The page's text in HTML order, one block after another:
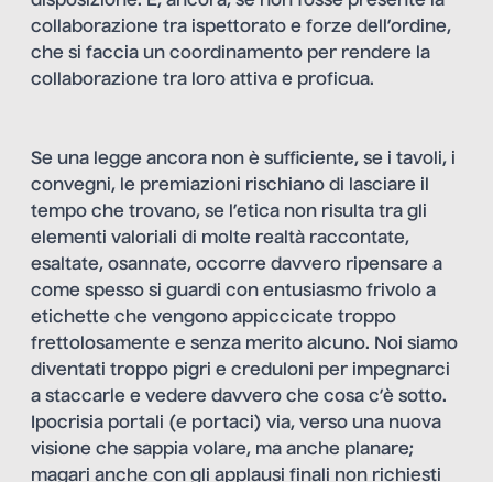
collaborazione tra ispettorato e forze dell’ordine,
che si faccia un coordinamento per rendere la
collaborazione tra loro attiva e proficua.
Se una legge ancora non è sufficiente, se i tavoli, i
convegni, le premiazioni rischiano di lasciare il
tempo che trovano, se l’etica non risulta tra gli
elementi valoriali di molte realtà raccontate,
esaltate, osannate, occorre davvero ripensare a
come spesso si guardi con entusiasmo frivolo a
etichette che vengono appiccicate troppo
frettolosamente e senza merito alcuno. Noi siamo
diventati troppo pigri e creduloni per impegnarci
a staccarle e vedere davvero che cosa c’è sotto.
Ipocrisia portali (e portaci) via, verso una nuova
visione che sappia volare, ma anche planare;
magari anche con gli applausi finali non richiesti